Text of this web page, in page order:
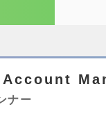
Account
ナー